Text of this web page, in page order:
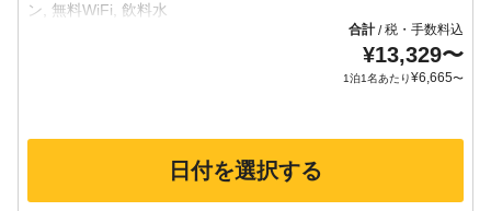
合計/税・手数料込
¥13,329〜
1泊1名あたり¥6,665〜
日付を選択する